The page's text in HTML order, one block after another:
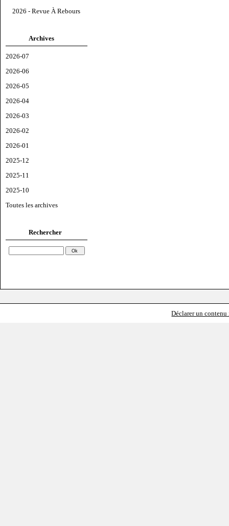
2026 - Revue À Rebours
Archives
2026-07
2026-06
2026-05
2026-04
2026-03
2026-02
2026-01
2025-12
2025-11
2025-10
Toutes les archives
Rechercher
Déclarer un